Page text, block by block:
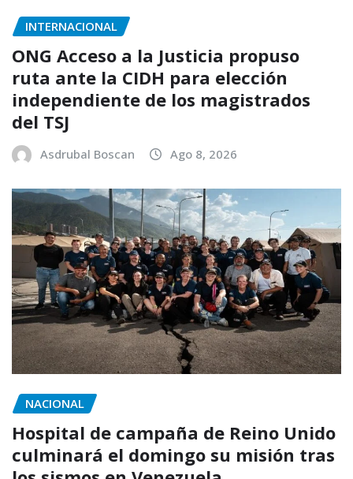
INTERNACIONAL
ONG Acceso a la Justicia propuso
ruta ante la CIDH para elección
independiente de los magistrados
del TSJ
Asdrubal Boscan Ago 8, 2026
NACIONAL
Hospital de campaña de Reino Unido
culminará el domingo su misión tras